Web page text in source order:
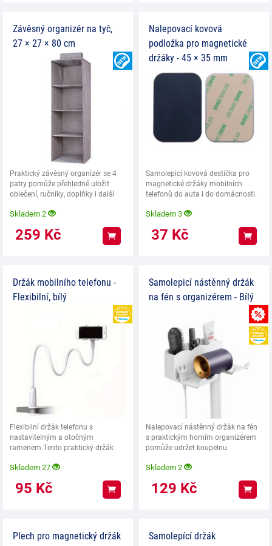
Závěsný organizér na tyč,
27 × 27 × 80 cm
Praktický závěsný organizér se 4
patry pomůže přehledně uložit
oblečení, ručníky, doplňky i další
NOVINKA
Skladem 2
259 Kč Koupit
Nalepovací kovová
podložka pro magnetické
držáky - 45 × 35 mm
Samolepicí kovová destička pro
magnetické držáky mobilních
telefonů do auta i do domácnosti.
Skladem 3
37 Kč
Držák mobilního telefonu -
Flexibilní, bílý
Flexibilní držák telefonu s
nastavitelným a otočným
ramenem.Tento praktický držák
Skladem 27
95 Kč Koupit
Samolepicí nástěnný držák
na fén s organizérem - Bílý
Nalepovací nástěnný držák na fén
s praktickým horním organizérem
pomůže udržet koupelnu
Skladem 2
129 Kč
Plech pro magnetický držák
Samolepící držák